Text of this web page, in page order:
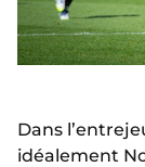
Dans
idéalement